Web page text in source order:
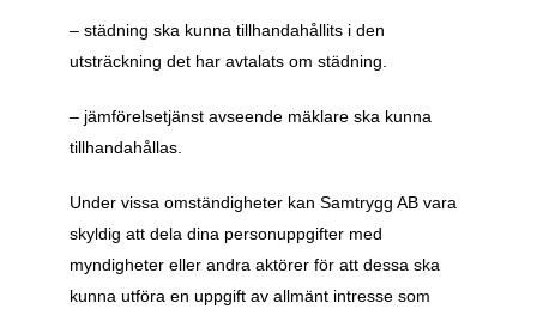
– städning ska kunna tillhandahållits i den
utsträckning det har avtalats om städning.
– jämförelsetjänst avseende mäklare ska kunna
tillhandahållas.
Under vissa omständigheter kan Samtrygg AB vara
skyldig att dela dina personuppgifter med
myndigheter eller andra aktörer för att dessa ska
kunna utföra en uppgift av allmänt intresse som